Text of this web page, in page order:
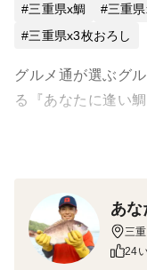
三重県x鯛
三重
三重県x3枚おろし
グルメ通が選ぶグ
る『あなたに逢い
鯛の里と呼ばれる
鯛の養殖に適した
皮にまで旨味が詰
身には脂がしっか
あな
三
24